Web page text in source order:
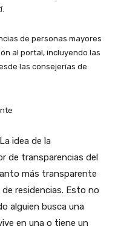
de personas mayores
al portal, incluyendo las
las consejerías de
idea de la
de transparencias del
más transparente
residencias. Esto no
alguien busca una
en una o tiene un